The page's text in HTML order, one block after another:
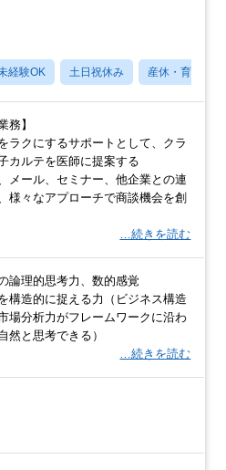
経験OK 土日祝休み 産休・育休あり
務】
ラクにするサポートとして、クラ
カルテを医師に提案する
メール、セミナー、他企業との連
様々なアプローチで商談機会を創
…続きを読む
論理的思考力、数的感覚
構造的に捉える力（ビジネス構造
場分析力がフレームワークに沿わ
然と思考できる）
…続きを読む